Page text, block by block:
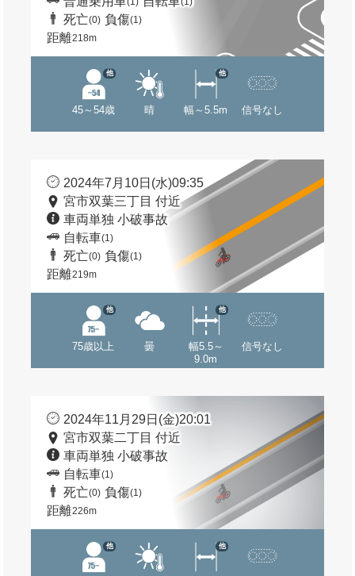
死亡(0) 負傷(1)
距離218m
45～54歳
他
晴 幅～5.5m
他
信号なし
2024年7月10日(水)09:35
宮市双葉三丁目 付近
車両単独 小破事故
自転車(1)
死亡(0) 負傷(1)
距離219m
75歳以上
他
曇
幅5.5～
9.0m
他
信号なし
2024年11月29日(金)20:01
宮市双葉二丁目 付近
車両単独 小破事故
自転車(1)
死亡(0) 負傷(1)
距離226m
他 他